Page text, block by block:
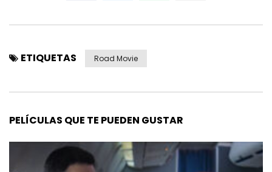
ETIQUETAS Road Movie
PELÍCULAS QUE TE PUEDEN GUSTAR